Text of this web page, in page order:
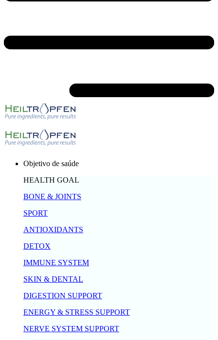
Objetivo de saúde
HEALTH GOAL
BONE & JOINTS
SPORT
ANTIOXIDANTS
DETOX
IMMUNE SYSTEM
SKIN & DENTAL
DIGESTION SUPPORT
ENERGY & STRESS SUPPORT
NERVE SYSTEM SUPPORT